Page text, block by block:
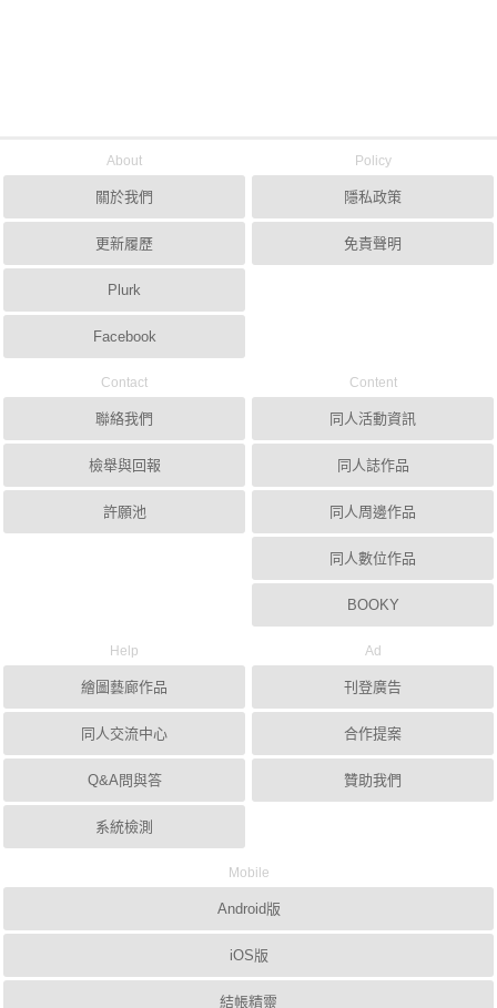
About
關於我們
更新履歷
Plurk
Facebook
Policy
隱私政策
免責聲明
Contact
聯絡我們
檢舉與回報
許願池
Content
同人活動資訊
同人誌作品
同人周邊作品
同人數位作品
BOOKY
Help
繪圖藝廊作品
同人交流中心
Q&A問與答
系統檢測
Ad
刊登廣告
合作提案
贊助我們
Mobile
Android版
iOS版
結帳精靈